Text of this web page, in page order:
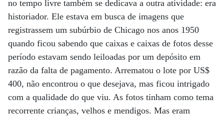
no tempo livre também se dedicava a outra atividade: era
historiador. Ele estava em busca de imagens que
registrassem um subúrbio de Chicago nos anos 1950
quando ficou sabendo que caixas e caixas de fotos desse
período estavam sendo leiloadas por um depósito em
razão da falta de pagamento. Arrematou o lote por US$
400, não encontrou o que desejava, mas ficou intrigado
com a qualidade do que viu. As fotos tinham como tema
recorrente crianças, velhos e mendigos. Mas eram